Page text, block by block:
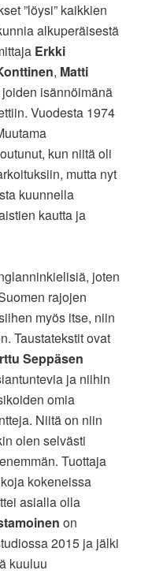
”löysi” kaikkien
alkuperäisestä
Erkki
, Matti
joiden isännöimänä
Vuodesta 1974
kun niitä oli
mutta nyt
kuunnella
kautta ja
joten
rajojen
myös itse, niin
Taustatekstit ovat
Seppäsen
ja niihin
omia
Niitä on niin
olen selvästi
Tuottaja
kokeneissa
asialla olla
on
2015 ja jälki
kuuluu